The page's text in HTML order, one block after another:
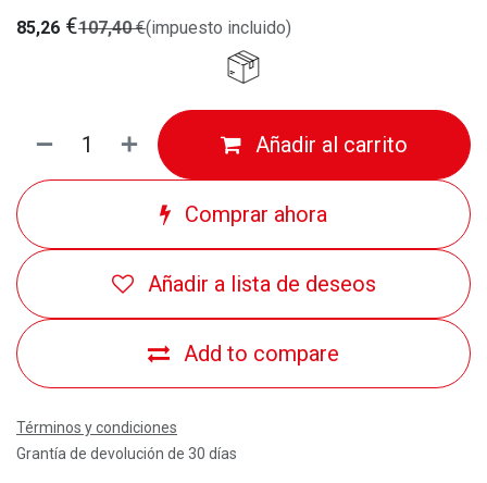
85,26 €107,40€(impuesto incluido)
Añadir al carrito
Comprar ahora
Add to compare
Añadir a lista de deseos
Términos y condiciones
Grantía de devolución de 30 días